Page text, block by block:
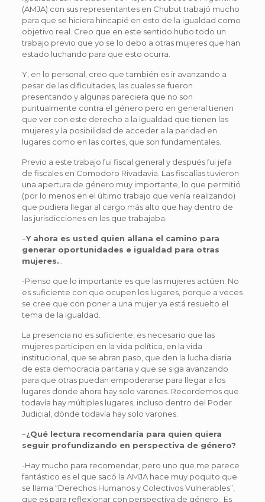
(AMJA) con sus representantes en Chubut trabajó mucho
para que se hiciera hincapié en esto de la igualdad como
objetivo real. Creo que en este sentido hubo todo un
trabajo previo que yo se lo debo a otras mujeres que han
estado luchando para que esto ocurra.
Y, en lo personal, creo que también es ir avanzando a
pesar de las dificultades, las cuales se fueron
presentando y algunas pareciera que no son
puntualmente contra el género pero en general tienen
que ver con este derecho a la igualdad que tienen las
mujeres y la posibilidad de acceder a la paridad en
lugares como en las cortes, que son fundamentales.
Previo a este trabajo fui fiscal general y después fui jefa
de fiscales en Comodoro Rivadavia. Las fiscalías tuvieron
una apertura de género muy importante, lo que permitió
(por lo menos en el último trabajo que venía realizando)
que pudiera llegar al cargo más alto que hay dentro de
las jurisdicciones en las que trabajaba.
–Y ahora es usted quien allana el camino para
generar oportunidades e igualdad para otras
mujeres.
-Pienso que lo importante es que las mujeres actúen. No
es suficiente con que ocupen los lugares, porque a veces
se cree que con poner a una mujer ya está resuelto el
tema de la igualdad.
La presencia no es suficiente, es necesario que las
mujeres participen en la vida política, en la vida
institucional, que se abran paso, que den la lucha diaria
de esta democracia paritaria y que se siga avanzando
para que otras puedan empoderarse para llegar a los
lugares donde ahora hay solo varones. Recordemos que
todavía hay múltiples lugares, incluso dentro del Poder
Judicial, dónde todavía hay solo varones.
–¿Qué lectura recomendaría para quien quiera
seguir profundizando en perspectiva de género?
-Hay mucho para recomendar, pero uno que me parece
fantástico es el que sacó la AMJA hace muy poquito que
se llama “Derechos Humanos y Colectivos Vulnerables”,
que es para reflexionar con perspectiva de género. Es